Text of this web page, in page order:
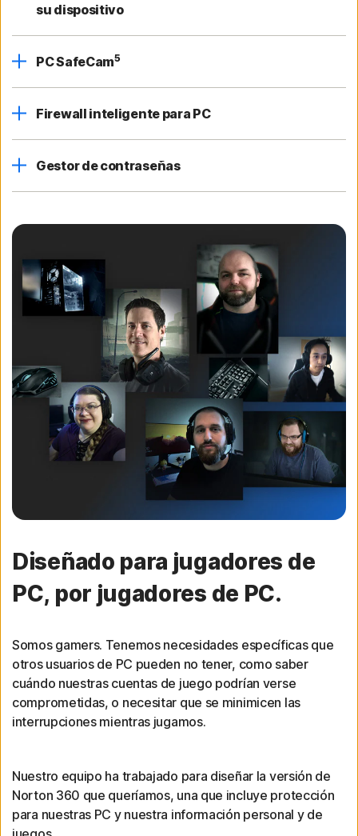
su dispositivo
PC SafeCam5
Firewall inteligente para PC
Gestor de contraseñas
Diseñado para jugadores de
PC, por jugadores de PC.
Somos gamers. Tenemos necesidades específicas que
otros usuarios de PC pueden no tener, como saber
cuándo nuestras cuentas de juego podrían verse
comprometidas, o necesitar que se minimicen las
interrupciones mientras jugamos.
Nuestro equipo ha trabajado para diseñar la versión de
Norton 360 que queríamos, una que incluye protección
para nuestras PC y nuestra información personal y de